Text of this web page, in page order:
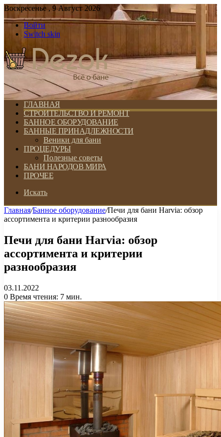
Воскресенье , 9 Август 2026
Войти
Switch skin
ГЛАВНАЯ
СТРОИТЕЛЬСТВО И РЕМОНТ
БАННОЕ ОБОРУДОВАНИЕ
БАННЫЕ ПРИНАДЛЕЖНОСТИ
Веники для бани
ПРОЦЕДУРЫ
Полезные советы
БАНИ НАРОДОВ МИРА
ПРОЧЕЕ
Искать
Главная/Банное оборудование/Печи для бани Harvia: обзор
ассортимента и критерии разнообразия
Печи для бани Harvia: обзор
ассортимента и критерии
разнообразия
03.11.2022
0 Время чтения: 7 мин.